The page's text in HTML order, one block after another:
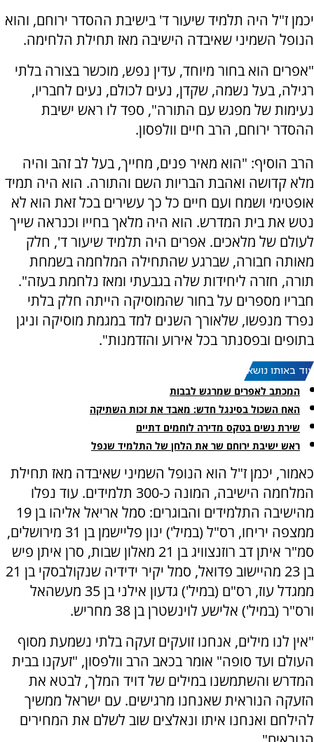
יכמן ז"ל היה תלמיד שיעור ד' בישיבת ההסדר ירוחם, והוא
הנופל השמיני שאיבדה הישיבה מאז תחילת הלחימה.
"אפרים הוא בחור מיוחד, עדין נפש, מוכשר בצורה בלתי
רגילה, בעל נשמה, שקדן, נעים לכולם, נעים לחבריו,
נעימות של מפגש עם התורה", ספד לו ראש ישיבת
ההסדר ירוחם, הרב חיים וולפסון.
הרב הוסיף: "הוא מאיר פנים, מחייך, בעל לב זהב והיה
מלא קדושה ואהבת הבריות השם והתורה. הוא היה תמיד
אופטימי ושמח ועם חיים כל כך עשירים בכל זאת הוא לא
נטש את בית המדרש. הוא היה מלאך בחייו וכנראה שייך
לעולם של מלאכים. אפרים היה תלמיד שיעור ד', חלק
מאותה חבורה, שברגע שהתחילה המלחמה בשמחת
תורה, חזרה ליחידות שלה בגבעתי ומאז נלחמת בעזה".
חבריו מספרים על בחור שהמוסיקה הייתה חלק בלתי
נפרד מנפשו, שלאורך השנים למד במגמת מוסיקה וניגן
בתופים ובפסנתר בכל אירוע והזדמנות".
עוד באותו נושא:
המכתב לאפרים שמרגש לבבות
האח השכול בסינגל חדש: מאבד את זכות השתיקה
שירת נשים בטקס מדירה לוחמים דתיים
ראש ישיבת ירוחם שר את הלחן של התלמיד שנפל
כאמור, יכמן ז"ל הוא הנופל השמיני שאיבדה מאז תחילת
המלחמה הישיבה, המונה כ-300 תלמידים. עוד נפלו
מהישיבה התלמידים והבוגרים: סמל אריאל אליהו בן 19
ממצפה יריחו, רס"ל (במיל') ינון פליישמן בן 31 מירושלים,
סמ"ר איתן דב רוזנצוויג בן 21 מאלון שבות, סרן איתן פיש
בן 23 מהיישוב פדואל, סמל יקיר ידידיה שנקולבסקי בן 21
ממגדל עוז, רס"ם (במיל') גדעון אילני בן 35 מעשהאל
ורס"ר (במיל') אלישע לוינשטרן בן 38 מחריש.
"אין לנו מילים, אנחנו זועקים זעקה בלתי נשמעת מסוף
העולם ועד סופה" אומר בכאב הרב וולפסון, "זעקנו בבית
המדרש והשתמשנו במילים של דויד המלך, לבטא את
הזעקה הנוראית שאנחנו מרגישים. עם ישראל ממשיך
להילחם ואנחנו איתו ונאלצים שוב לשלם את המחירים